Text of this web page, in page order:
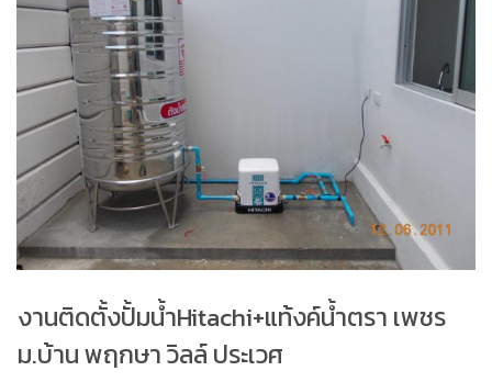
งานติดตั้งปั้มน้ำHitachi+แท้งค์น้ำตรา เพชร
ม.บ้าน พฤกษา วิลล์ ประเวศ